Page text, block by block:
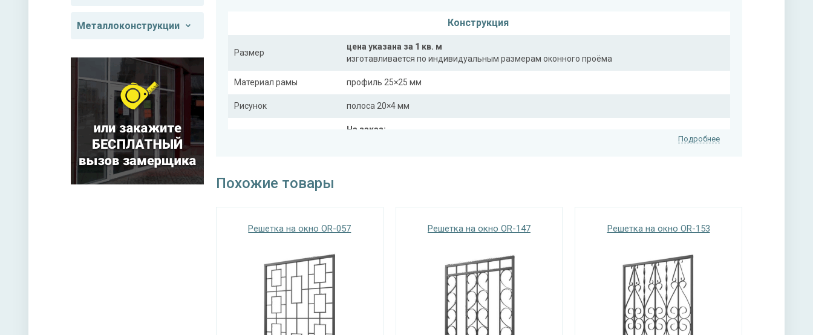
Металлоконструкции Конструкция
Размер
цена указана за 1 кв. м
изготавливается по индивидуальным размерам оконного проёма
Материал рамы профиль 25×25 мм
Рисунок полоса 20×4 мм
На заказ:
дутая
Подробнее
Похожие товары
Решетка на окно OR-057 Решетка на окно OR-147 Решетка на окно OR-153